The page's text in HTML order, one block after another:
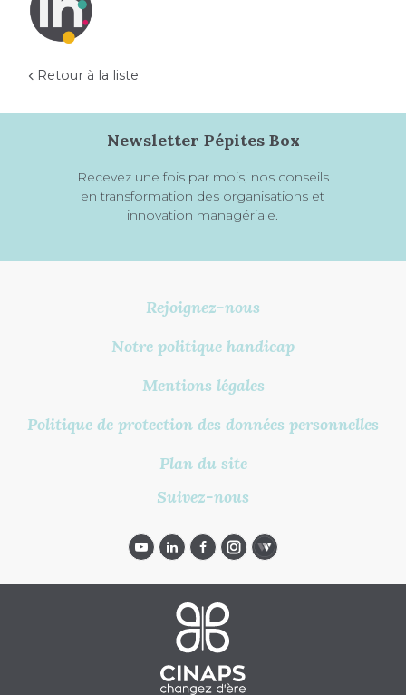
Retour à la liste
Rejoignez-nous
Notre politique handicap
Mentions légales
Politique de protection des données personnelles
Plan du site
Suivez-nous
Newsletter Pépites Box
Recevez une fois par mois, nos conseils
en transformation des organisations et
innovation managériale.